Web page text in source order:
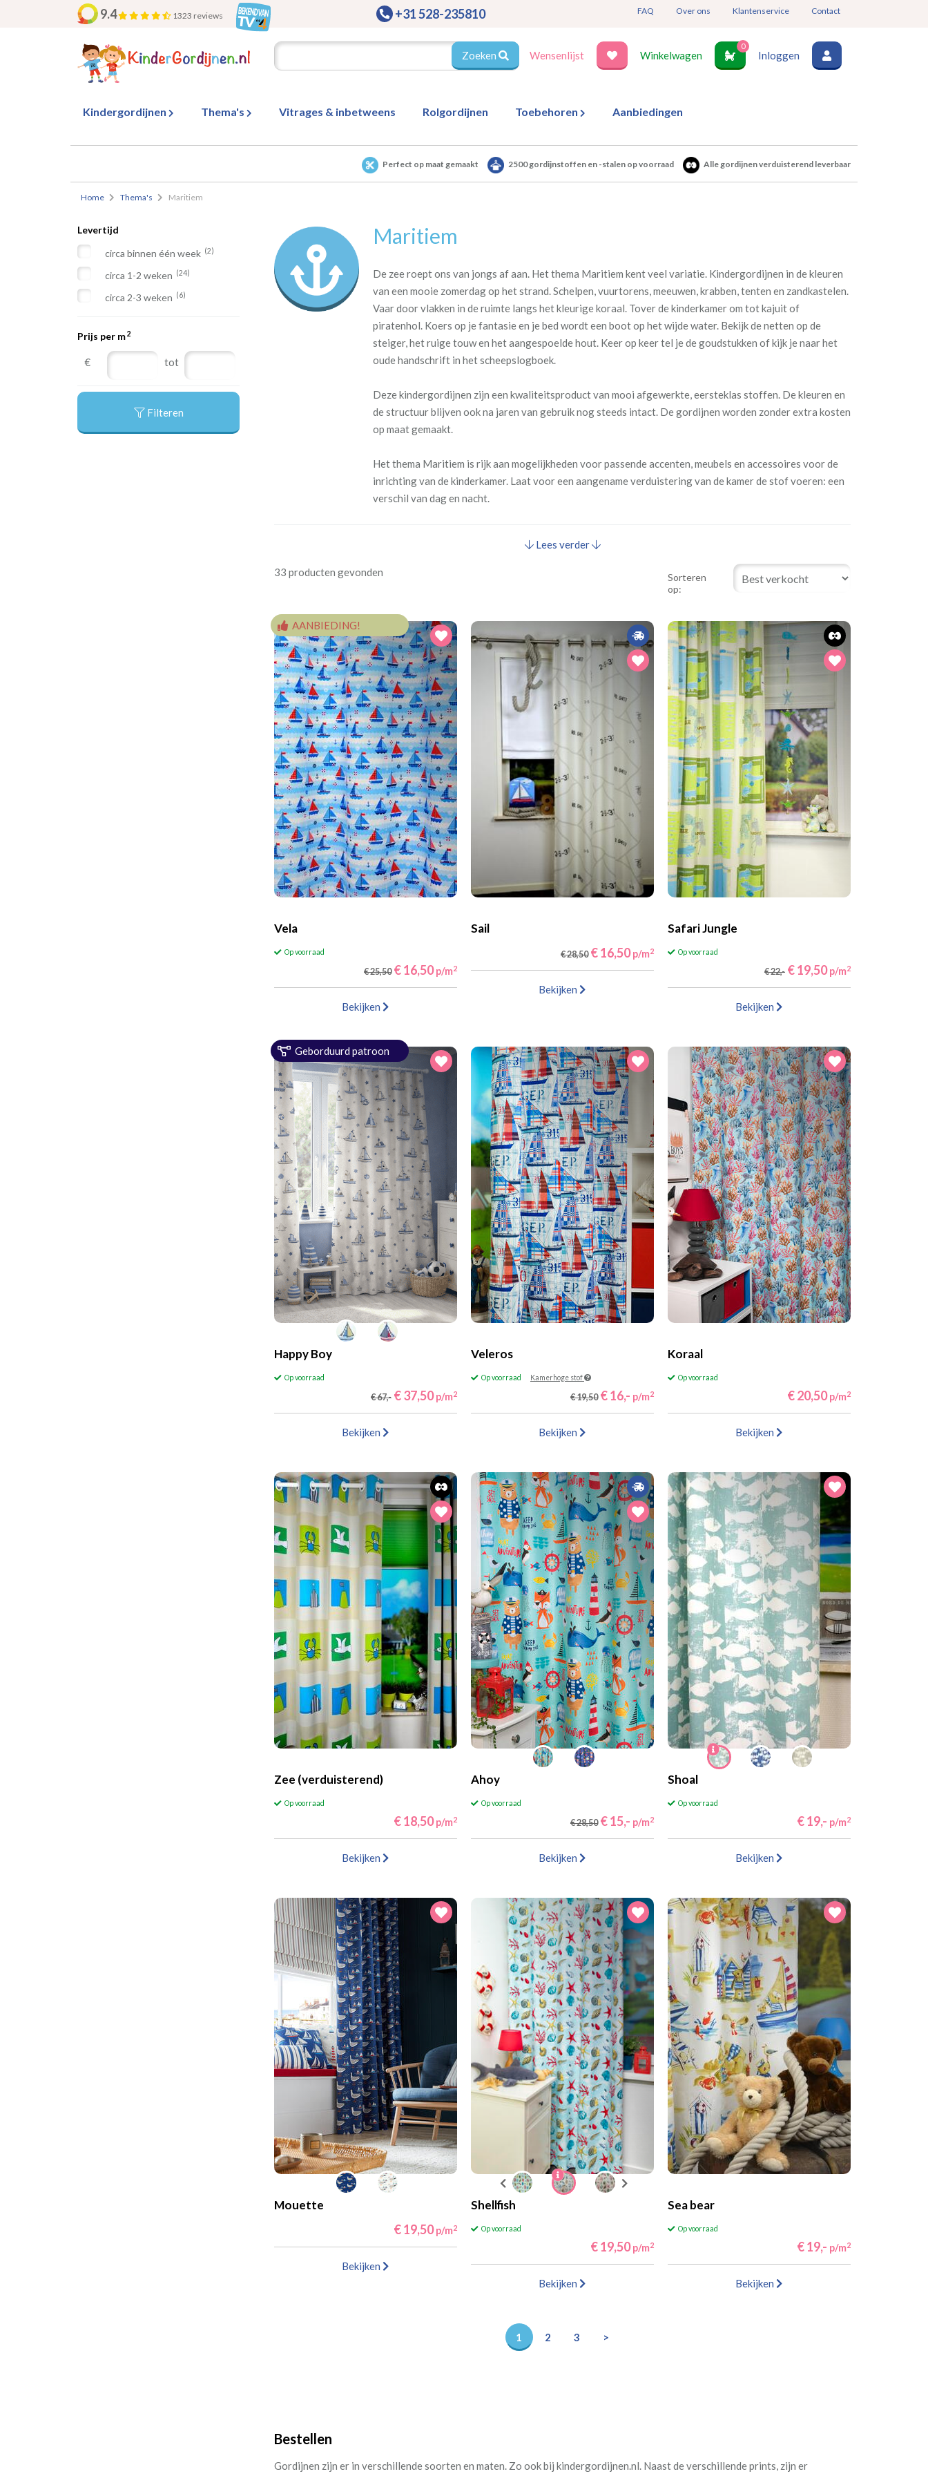
9.4 1323 reviews +31 528-235810 FAQ Over ons Klantenservice Contact
Zoeken Wensenlijst Winkelwagen
0
Inloggen
Kindergordijnen Thema's Vitrages & inbetweens Rolgordijnen Toebehoren Aanbiedingen
Perfect op maat gemaakt 2500 gordijnstoffen en -stalen op voorraad Alle gordijnen verduisterend leverbaar
Home Thema's Maritiem
Levertijd
circa binnen één week (2)
circa 1-2 weken (24)
circa 2-3 weken (6)
Prijs per m2
€ tot
Filteren
Maritiem
De zee roept ons van jongs af aan. Het thema Maritiem kent veel variatie. Kindergordijnen in de kleuren
van een mooie zomerdag op het strand. Schelpen, vuurtorens, meeuwen, krabben, tenten en zandkastelen.
Vaar door vlakken in de ruimte langs het kleurige koraal. Tover de kinderkamer om tot kajuit of
piratenhol. Koers op je fantasie en je bed wordt een boot op het wijde water. Bekijk de netten op de
steiger, het ruige touw en het aangespoelde hout. Keer op keer tel je de goudstukken of kijk je naar het
oude handschrift in het scheepslogboek.
Deze kindergordijnen zijn een kwaliteitsproduct van mooi afgewerkte, eersteklas stoffen. De kleuren en
de structuur blijven ook na jaren van gebruik nog steeds intact. De gordijnen worden zonder extra kosten
op maat gemaakt.
Het thema Maritiem is rijk aan mogelijkheden voor passende accenten, meubels en accessoires voor de
inrichting van de kinderkamer. Laat voor een aangename verduistering van de kamer de stof voeren: een
verschil van dag en nacht.
Lees verder
33 producten gevonden
Sorteren
op:
AANBIEDING!
Vela
Op voorraad
€ 25,50 € 16,50 p/m2
Bekijken
Sail
€ 28,50 € 16,50 p/m2
Bekijken
Safari Jungle
Op voorraad
€ 22,- € 19,50 p/m2
Bekijken
Geborduurd patroon
Happy Boy
Op voorraad
€ 67,- € 37,50 p/m2
Bekijken
Veleros
Op voorraad Kamerhoge stof
€ 19,50 € 16,- p/m2
Bekijken
Koraal
Op voorraad
€ 20,50 p/m2
Bekijken
Zee (verduisterend)
Op voorraad
€ 18,50 p/m2
Bekijken
Ahoy
Op voorraad
€ 28,50 € 15,- p/m2
Bekijken
Shoal
Op voorraad
€ 19,- p/m2
Bekijken
Mouette
€ 19,50 p/m2
Bekijken
Shellfish
Op voorraad
€ 19,50 p/m2
Bekijken
Sea bear
Op voorraad
€ 19,- p/m2
Bekijken
1 2 3 >
Bestellen
Gordijnen zijn er in verschillende soorten en maten. Zo ook bij kindergordijnen.nl. Naast de verschillende prints, zijn er